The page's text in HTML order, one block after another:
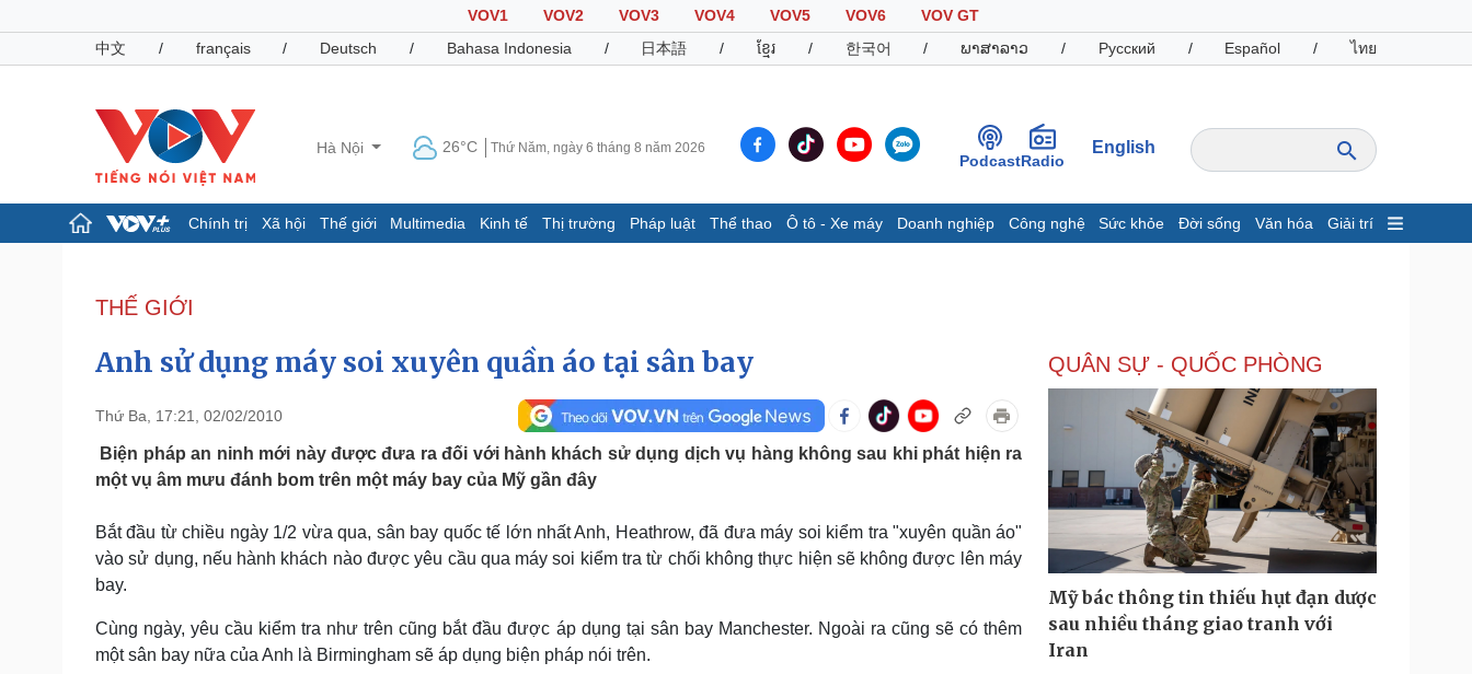
VOV1 VOV2 VOV3 VOV4 VOV5 VOV6
VOV GT
中文
/ français / Deutsch / Bahasa Indonesia / 日本語 / ខ្មែរ / 한국어 / ພາສາລາວ / Русский / Español / ไทย
Hà Nội 26°C Thứ Năm, ngày 6 tháng 8 năm 2026
PodcastRadio
English
Chính trị Xã hội Thế giới Multimedia Kinh tế Thị trường Pháp luật Thể thao Ô tô - Xe máy Doanh nghiệp Công nghệ Sức khỏe Đời sống Văn hóa Giải trí
Đảng
Tổ chức nhân sự
Nhận diện sự thật
Dấu ấn VOV
Chứng khoán
Giá cà phê
Pháp luật
Vụ án
Tư vấn luật
Quân sự - Quốc phòng
Vũ khí
Phân tích
Thể thao
Bóng đá
Thế giới thể thao
eSports
Hậu trường
Ô tô - Xe máy
Tư vấn
Doanh nghiệp
Thông tin doanh nghiệp
Doanh nhân
Vì cộng đồng
Công nghệ
Sành điệu
Tin Công nghệ
Trải nghiệm
Chuyển đổi số
Dinh dưỡng - món ngon
Cây thuốc
Nhà đẹp
Blog
Sân khấu - Điện ảnh
Văn học
Nghệ sĩ
Tư vấn
Podcast
Câu chuyện thời sự
THẾ GIỚI
Anh sử dụng máy soi xuyên quần áo tại sân bay
Thứ Ba, 17:21, 02/02/2010
Biện pháp an ninh mới này được đưa ra đối với hành khách sử dụng dịch vụ hàng không sau khi phát hiện ra
một vụ âm mưu đánh bom trên một máy bay của Mỹ gần đây
Bắt đầu từ chiều ngày 1/2 vừa qua, sân bay quốc tế lớn nhất Anh, Heathrow, đã đưa máy soi kiểm tra "xuyên quần áo"
vào sử dụng, nếu hành khách nào được yêu cầu qua máy soi kiểm tra từ chối không thực hiện sẽ không được lên máy
bay.
Cùng ngày, yêu cầu kiểm tra như trên cũng bắt đầu được áp dụng tại sân bay Manchester. Ngoài ra cũng sẽ có thêm
một sân bay nữa của Anh là Birmingham sẽ áp dụng biện pháp nói trên.
QUÂN SỰ - QUỐC PHÒNG
Mỹ bác thông tin thiếu hụt đạn dược
sau nhiều tháng giao tranh với
Iran